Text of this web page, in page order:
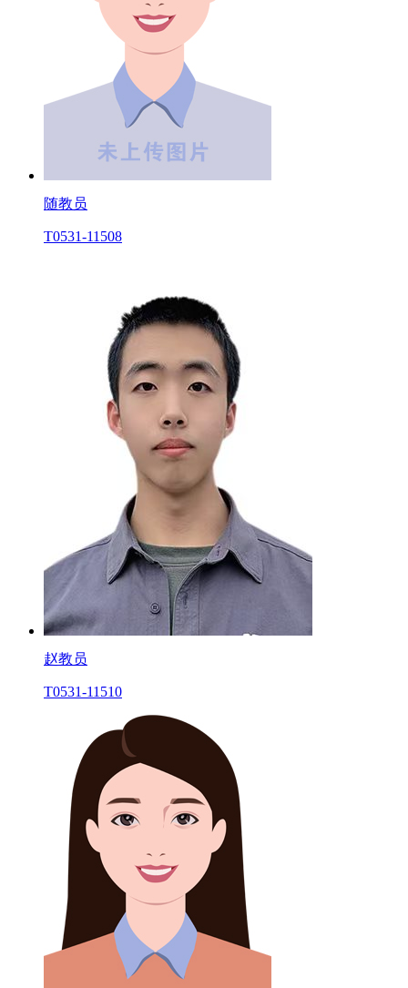
随教员
T0531-11508
赵教员
T0531-11510